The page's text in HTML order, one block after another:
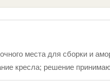
места для сборки и
кресла; решение